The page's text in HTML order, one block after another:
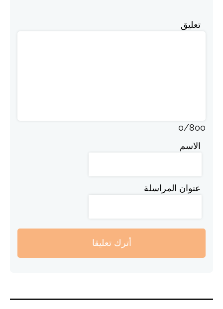
تعليق
0/800
الاسم
عنوان المراسلة
أترك تعليقا